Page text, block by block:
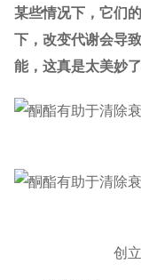
某些情况下，它们
下，改变代谢会导
能，这真是太美妙了
创